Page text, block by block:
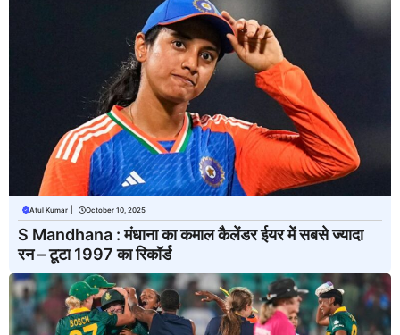
Atul Kumar October 10, 2025
S Mandhana : मंधाना का कमाल कैलेंडर ईयर में सबसे ज्यादा
रन – टूटा 1997 का रिकॉर्ड